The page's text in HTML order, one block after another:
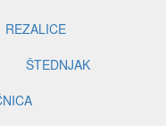
REZALICE
ŠTEDNJAK